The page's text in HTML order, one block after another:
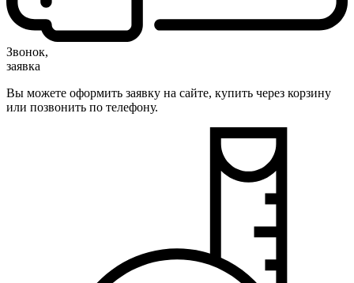
Звонок,
заявка
Вы можете оформить заявку на сайте, купить через корзину
или позвонить по телефону.